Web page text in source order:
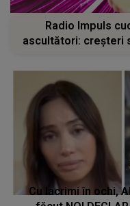
Radio Impuls
ascultători: creșteri
Cu lacrimi în ochi,